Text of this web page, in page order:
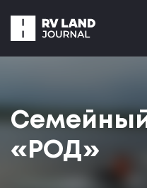
«РОД»